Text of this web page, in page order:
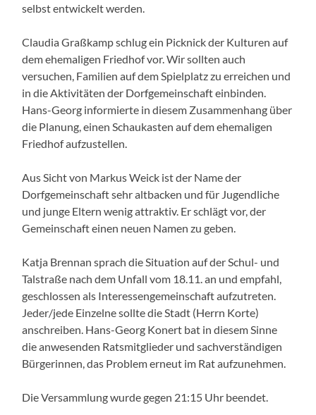
selbst entwickelt werden.
Claudia Graßkamp schlug ein Picknick der Kulturen auf
dem ehemaligen Friedhof vor. Wir sollten auch
versuchen, Familien auf dem Spielplatz zu erreichen und
in die Aktivitäten der Dorfgemeinschaft einbinden.
Hans-Georg informierte in diesem Zusammenhang über
die Planung, einen Schaukasten auf dem ehemaligen
Friedhof aufzustellen.
Aus Sicht von Markus Weick ist der Name der
Dorfgemeinschaft sehr altbacken und für Jugendliche
und junge Eltern wenig attraktiv. Er schlägt vor, der
Gemeinschaft einen neuen Namen zu geben.
Katja Brennan sprach die Situation auf der Schul- und
Talstraße nach dem Unfall vom 18.11. an und empfahl,
geschlossen als Interessengemeinschaft aufzutreten.
Jeder/jede Einzelne sollte die Stadt (Herrn Korte)
anschreiben. Hans-Georg Konert bat in diesem Sinne
die anwesenden Ratsmitglieder und sachverständigen
Bürgerinnen, das Problem erneut im Rat aufzunehmen.
Die Versammlung wurde gegen 21:15 Uhr beendet.